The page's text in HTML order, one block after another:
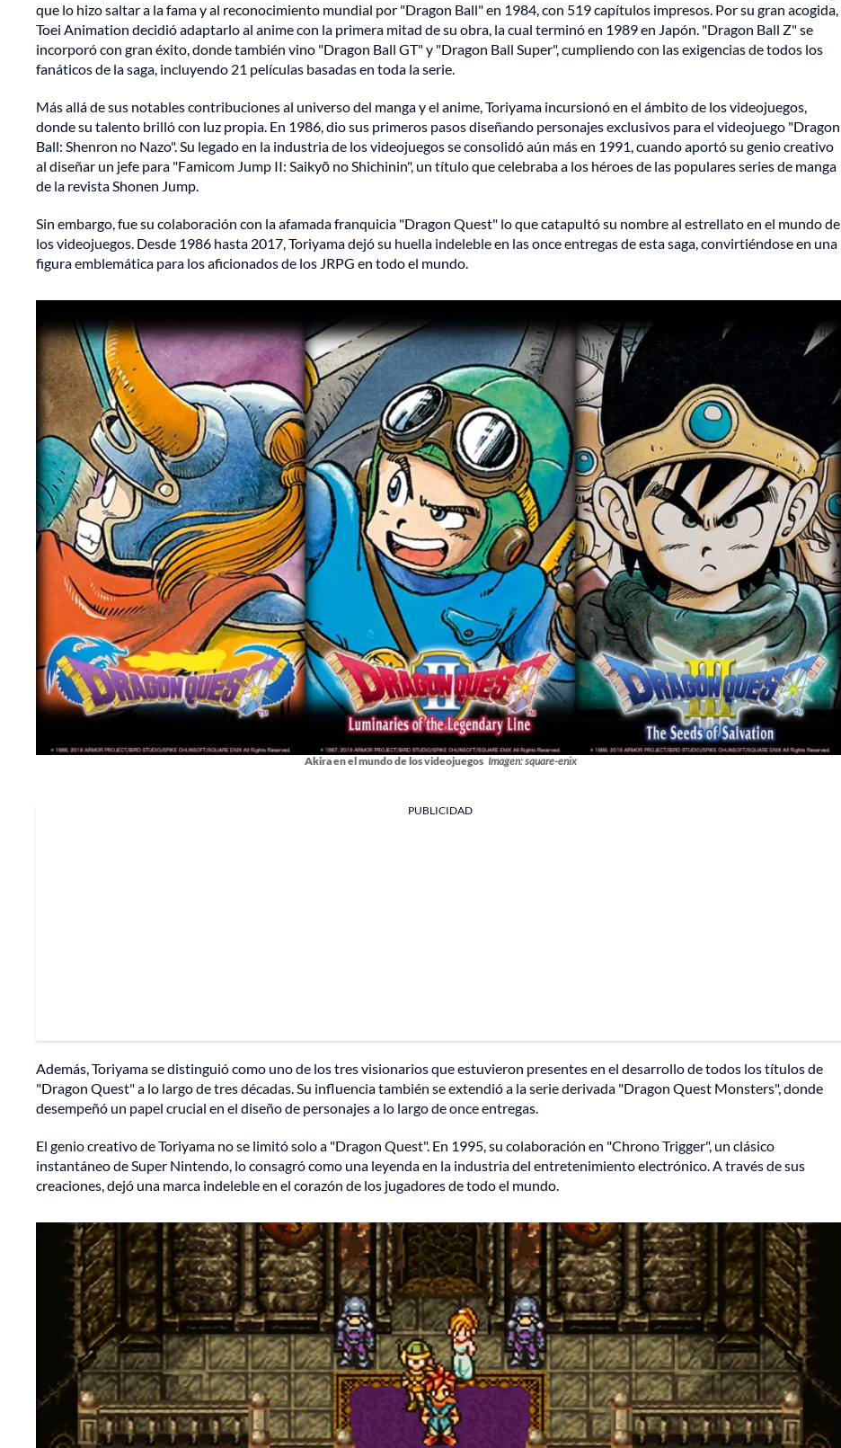
que lo hizo saltar a la fama y al reconocimiento mundial por "Dragon Ball" en 1984, con 519 capítulos impresos. Por su gran acogida,
Toei Animation decidió adaptarlo al anime con la primera mitad de su obra, la cual terminó en 1989 en Japón. "Dragon Ball Z" se
incorporó con gran éxito, donde también vino "Dragon Ball GT" y "Dragon Ball Super", cumpliendo con las exigencias de todos los
fanáticos de la saga, incluyendo 21 películas basadas en toda la serie.
Más allá de sus notables contribuciones al universo del manga y el anime, Toriyama incursionó en el ámbito de los videojuegos,
donde su talento brilló con luz propia. En 1986, dio sus primeros pasos diseñando personajes exclusivos para el videojuego "Dragon
Ball: Shenron no Nazo". Su legado en la industria de los videojuegos se consolidó aún más en 1991, cuando aportó su genio creativo
al diseñar un jefe para "Famicom Jump II: Saikyō no Shichinin", un título que celebraba a los héroes de las populares series de manga
de la revista Shonen Jump.
Sin embargo, fue su colaboración con la afamada franquicia "Dragon Quest" lo que catapultó su nombre al estrellato en el mundo de
los videojuegos. Desde 1986 hasta 2017, Toriyama dejó su huella indeleble en las once entregas de esta saga, convirtiéndose en una
figura emblemática para los aficionados de los JRPG en todo el mundo.
Akira en el mundo de los videojuegos Imagen: square-enix
PUBLICIDAD
Además, Toriyama se distinguió como uno de los tres visionarios que estuvieron presentes en el desarrollo de todos los títulos de
"Dragon Quest" a lo largo de tres décadas. Su influencia también se extendió a la serie derivada "Dragon Quest Monsters", donde
desempeñó un papel crucial en el diseño de personajes a lo largo de once entregas.
El genio creativo de Toriyama no se limitó solo a "Dragon Quest". En 1995, su colaboración en "Chrono Trigger", un clásico
instantáneo de Super Nintendo, lo consagró como una leyenda en la industria del entretenimiento electrónico. A través de sus
creaciones, dejó una marca indeleble en el corazón de los jugadores de todo el mundo.